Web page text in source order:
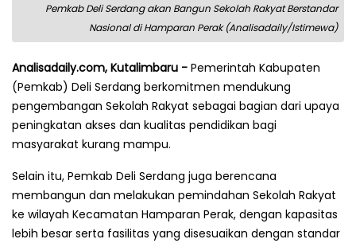
Pemkab Deli Serdang akan Bangun Sekolah Rakyat Berstandar
Nasional di Hamparan Perak (Analisadaily/Istimewa)
Analisadaily.com, Kutalimbaru - Pemerintah Kabupaten
(Pemkab) Deli Serdang berkomitmen mendukung
pengembangan Sekolah Rakyat sebagai bagian dari upaya
peningkatan akses dan kualitas pendidikan bagi
masyarakat kurang mampu.
Selain itu, Pemkab Deli Serdang juga berencana
membangun dan melakukan pemindahan Sekolah Rakyat
ke wilayah Kecamatan Hamparan Perak, dengan kapasitas
lebih besar serta fasilitas yang disesuaikan dengan standar